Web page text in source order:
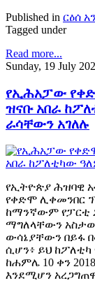
Published in ርዕሰ
Tagged under
Read more...
Sunday, 19 July
የኢሕአፓው
ዝናቡ አበራ
ራሳቸውን አገለሉ
የኢትዮጵያ ሕዝባዊ
የቀድሞ ሊቀመንበር
ከማንኛውም የፓርቲ
ማግለላቸውን
ውሳኔያቸውን በይፋ
ሲሆን፥ ይህ
ከሐምሌ 10 ቀን
እንደሚሆን